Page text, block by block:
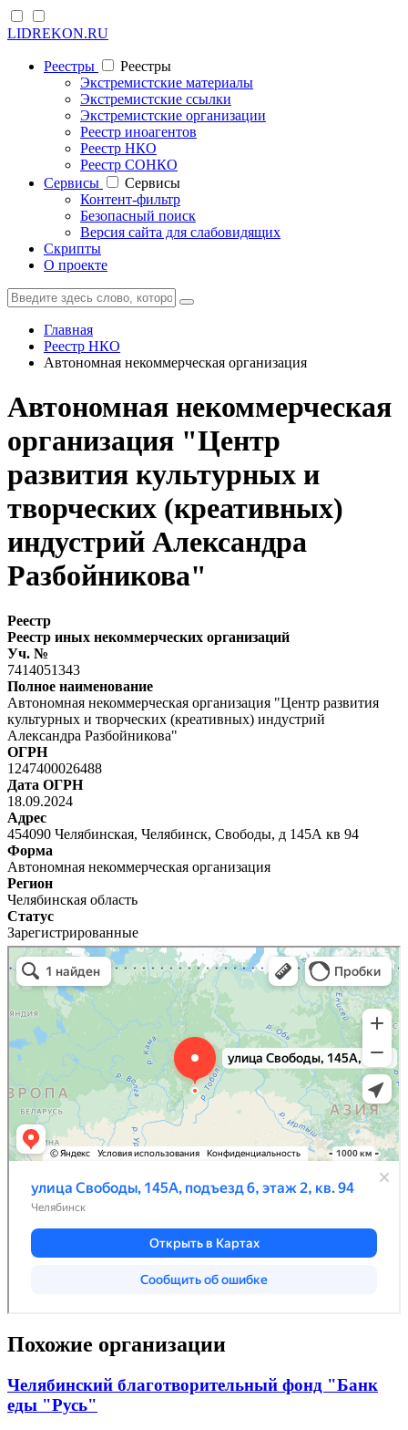
LIDREKON.RU
Реестры
Реестры
Экстремистские материалы
Экстремистские ссылки
Экстремистские организации
Реестр иноагентов
Реестр НКО
Реестр СОНКО
Cервисы
Cервисы
Контент-фильтр
Безопасный поиск
Версия сайта для слабовидящих
Скрипты
О проекте
Главная
Реестр НКО
Автономная некоммерческая организация
Автономная некоммерческая
организация "Центр
развития культурных и
творческих (креативных)
индустрий Александра
Разбойникова"
Реестр
Реестр иных некоммерческих организаций
Уч. №
7414051343
Полное наименование
Автономная некоммерческая организация "Центр развития
культурных и творческих (креативных) индустрий
Александра Разбойникова"
ОГРН
1247400026488
Дата ОГРН
18.09.2024
Адрес
454090 Челябинская, Челябинск, Свободы, д 145А кв 94
Форма
Автономная некоммерческая организация
Регион
Челябинская область
Статус
Зарегистрированные
Похожие организации
Челябинский благотворительный фонд "Банк
еды "Русь"